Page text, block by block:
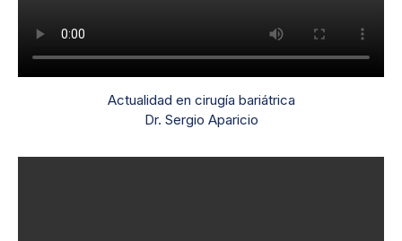
Actualidad en cirugía bariátrica
Dr. Sergio Aparicio